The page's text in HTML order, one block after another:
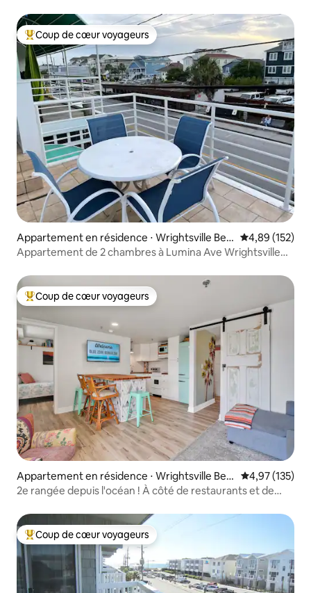
Coups de cœur voyageurs les plus appréciés
Coup de cœur voyageurs
Appartement en résidence ⋅ Wrightsville Bea
ch
Évaluation
4,89 (152)
Appartement de 2 chambres à Lumina Ave Wrightsville
Coups de cœur voyageurs les plus appréciés
Coup de cœur voyageurs
Appartement en résidence ⋅ Wrightsville Bea
ch
Évaluation
4,97 (135)
2e rangée depuis l'océan ! À côté de restaurants et de
Coups de cœur voyageurs les plus appréciés
Coup de cœur voyageurs